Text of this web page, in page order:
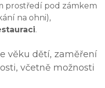
prostředí pod zámkem
na ohni),
.
věku dětí, zaměření
včetně možnosti